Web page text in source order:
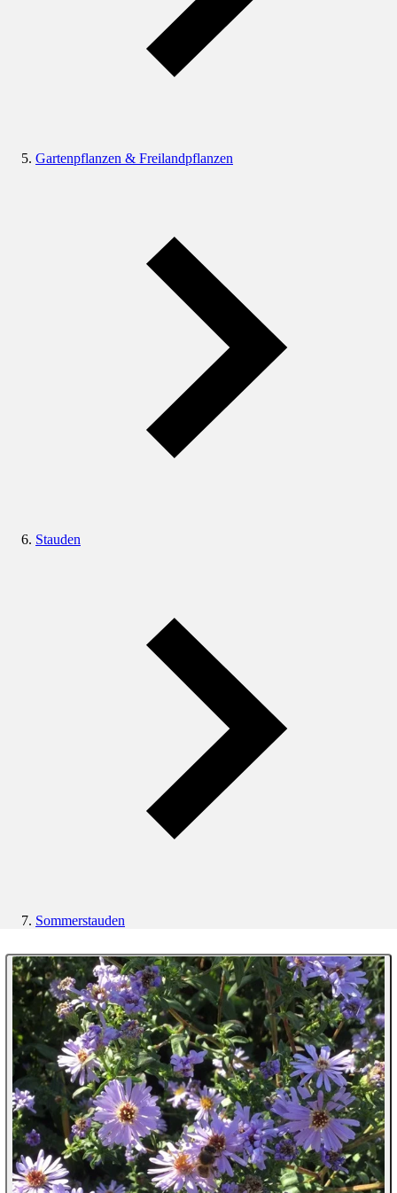
Gartenpflanzen & Freilandpflanzen
Stauden
Sommerstauden